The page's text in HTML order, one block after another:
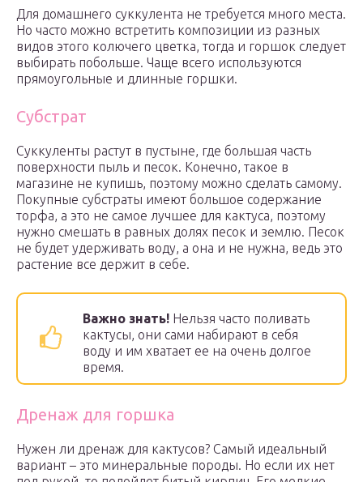
Для домашнего суккулента не требуется много места.
Но часто можно встретить композиции из разных
видов этого колючего цветка, тогда и горшок следует
выбирать побольше. Чаще всего используются
прямоугольные и длинные горшки.
Субстрат
Суккуленты растут в пустыне, где большая часть
поверхности пыль и песок. Конечно, такое в
магазине не купишь, поэтому можно сделать самому.
Покупные субстраты имеют большое содержание
торфа, а это не самое лучшее для кактуса, поэтому
нужно смешать в равных долях песок и землю. Песок
не будет удерживать воду, а она и не нужна, ведь это
растение все держит в себе.
Важно знать! Нельзя часто поливать
кактусы, они сами набирают в себя
воду и им хватает ее на очень долгое
время.
Дренаж для горшка
Нужен ли дренаж для кактусов? Самый идеальный
вариант – это минеральные породы. Но если их нет